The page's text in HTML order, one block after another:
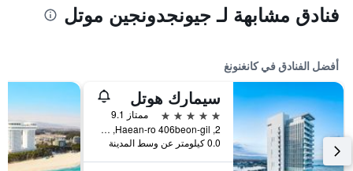
فنادق مشابهة لـ جيونجدونجين موتل
أفضل الفنادق في كانغنونغ
سيمارك هوتل
5 نجوم
ممتاز 9.1
2, Haean-ro 406beon-gil, كانغنونغ, كوريا الجنوبية
0.0 كيلومتر عن وسط المدينة